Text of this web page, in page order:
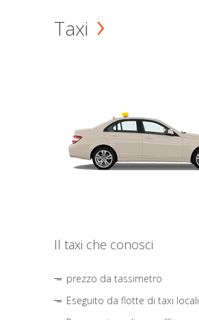
Taxi
Il taxi che conosci
prezzo da tassimetro
Eseguito da flotte di taxi locali